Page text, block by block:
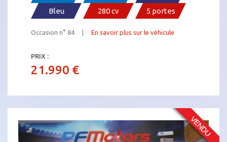
Bleu
280 cv 5 portes
Occasion n° 84 | En savoir plus sur le véhicule
PRIX :
21.990 €